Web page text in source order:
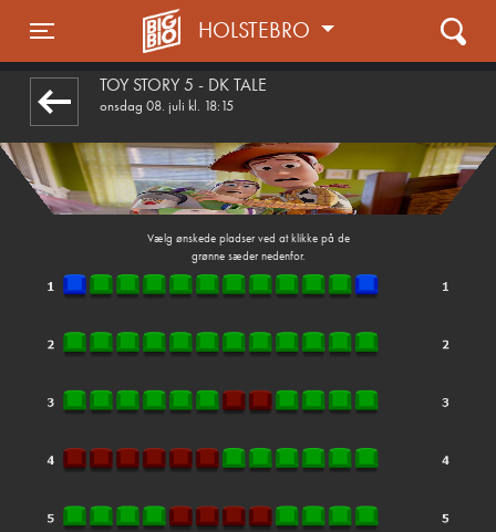
Toggle navigation
HOLSTEBRO
TOY STORY 5 - DK TALE
onsdag 08. juli kl. 18:15
Vælg ønskede pladser ved at klikke på de
grønne sæder nedenfor.
front05-temp 060800